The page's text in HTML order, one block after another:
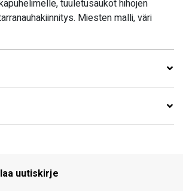
tuuletusaukot hihojen
Miesten malli, väri
uutiskirje